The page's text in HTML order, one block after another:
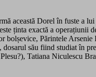
această Dorel în fuste a
ținta exactă a
bolșevice, Părintele
său fiind studiat în
Tatiana Niculescu